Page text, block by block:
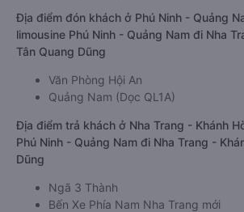
Địa điểm đón khách ở Phú Ninh - Quảng
limousine Phú Ninh - Quảng Nam đi Nha
Tân Quang Dũng
Văn Phòng Hội An
Quảng Nam (Dọc QL1A)
Địa điểm trả khách ở Nha Trang - Khánh
Phú Ninh - Quảng Nam đi Nha Trang -
Dũng
Ngã 3 Thành
Bến Xe Phía Nam Nha Trang mới